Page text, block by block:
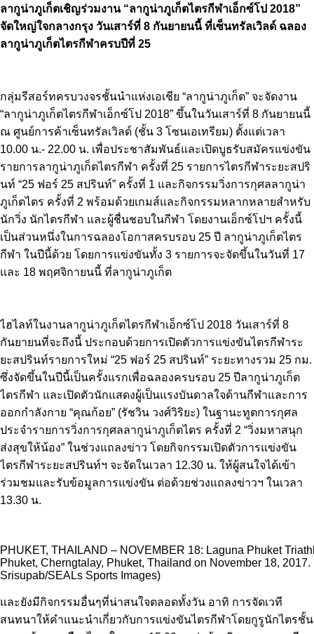
ลากูน่าภูเก็ตเชิญร่วมงาน “ลากูน่าภูเก็ตไตรกีฬาเอ็กซ์โป 2018”
จัดใหญ่ใจกลางกรุง วันเสาร์ที่ 8 กันยายนนี้ ที่เซ็นทรัลเวิลด์ ฉลอง
ลากูน่าภูเก็ตไตรกีฬาครบปีที่ 25
กลุ่มรีสอร์ทครบวงจรชั้นนำแห่งเอเชีย “ลากูน่าภูเก็ต” จะจัดงาน
“ลากูน่าภูเก็ตไตรกีฬาเอ็กซ์โป 2018” ขึ้นในวันเสาร์ที่ 8 กันยายนนี้
ณ ศูนย์การค้าเซ็นทรัลเวิลด์ (ชั้น 3 โซนเอเทรียม) ตั้งแต่เวลา
10.00 น.- 22.00 น. เพื่อประชาสัมพันธ์และเปิดบูธรับสมัครแข่งขัน
รายการลากูน่าภูเก็ตไตรกีฬา ครั้งที่ 25 รายการไตรกีฬาระยะสปริ
นท์ “25 ฟอร์ 25 สปรินท์” ครั้งที่ 1 และกิจกรรมวิ่งการกุศลลากูน่า
ภูเก็ตไตร ครั้งที่ 2 พร้อมด้วยเกมส์และกิจกรรมหลากหลายสำหรับ
นักวิ่ง นักไตรกีฬา และผู้ชื่นชอบในกีฬา โดยงานเอ็กซ์โปฯ ครั้งนี้
เป็นส่วนหนึ่งในการฉลองโอกาสครบรอบ 25 ปี ลากูน่าภูเก็ตไตร
กีฬา ในปีนี้ด้วย โดยการแข่งขันทั้ง 3 รายการจะจัดขึ้นในวันที่ 17
และ 18 พฤศจิกายนนี้ ที่ลากูน่าภูเก็ต
ไฮไลท์ในงานลากูน่าภูเก็ตไตรกีฬาเอ็กซ์โป 2018 วันเสาร์ที่ 8
กันยายนที่จะถึงนี้ ประกอบด้วยการเปิดตัวการแข่งขันไตรกีฬาระ
ยะสปรินท์รายการใหม่ “25 ฟอร์ 25 สปรินท์” ระยะทางรวม 25 กม.
ซึ่งจัดขึ้นในปีนี้เป็นครั้งแรกเพื่อฉลองครบรอบ 25 ปีลากูน่าภูเก็ต
ไตรกีฬา และเปิดตัวนักแสดงผู้เป็นแรงบันดาลใจด้านกีฬาและการ
ออกกำลังกาย “คุณก้อย” (รัชวิน วงศ์วิริยะ) ในฐานะทูตการกุศล
ประจำรายการวิ่งการกุศลลากูน่าภูเก็ตไตร ครั้งที่ 2 “วิ่งมหาสนุก
ส่งสุขให้น้อง” ในช่วงแถลงข่าว โดยกิจกรรมเปิดตัวการแข่งขัน
ไตรกีฬาระยะสปรินท์ฯ จะจัดในเวลา 12.30 น. ให้ผู้สนใจได้เข้า
ร่วมชมและรับข้อมูลการแข่งขัน ต่อด้วยช่วงแถลงข่าวฯ ในเวลา
13.30 น.
PHUKET, THAILAND – NOVEMBER 18: Laguna Phuket
Phuket, Cherngtalay, Phuket, Thailand on November 18,
Srisupab/SEALs Sports Images)
และยังมีกิจกรรมอื่นๆที่น่าสนใจตลอดทั้งวัน อาทิ การจัดเวที
สนทนาให้คำแนะนำเกี่ยวกับการแข่งขันไตรกีฬาโดยกูรูนักไตรชั้น